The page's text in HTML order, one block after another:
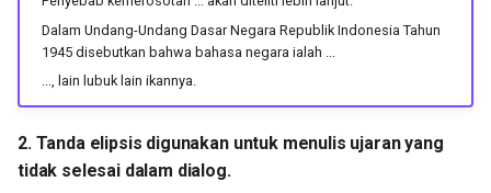
m
u
l
Huruf Kapital
Huruf Miring
Huruf Tebal
Singkatan
Angka dan Bilangan
Kata Ganti ku-, kau-, -ku, -mu,
tidak selesai dalam dialog.
3. Tanda elipsis digunakan
untuk menandai jeda panjang
4. Tanda elipsis di akhir
Dalam Undang-Undang Dasar Negara Republik Indonesia Tahun
1945 disebutkan bahwa bahasa negara ialah ...
..., lain lubuk lain ikannya.
2. Tanda elipsis digunakan untuk menulis ujaran yang
tidak selesai dalam dialog.